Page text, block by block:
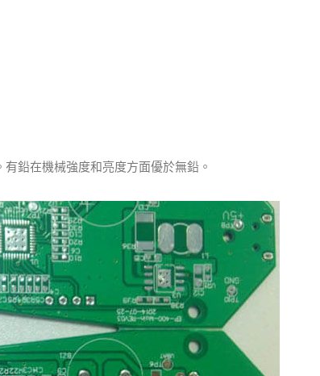
有鉛在機械強度和亮度方面優於無鉛。